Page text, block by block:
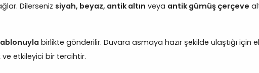
Dilerseniz siyah, beyaz, antik altın veya antik gümüş çerçeve
birlikte gönderilir. Duvara asmaya hazır şekilde ulaştığı için
ve etkileyici bir tercihtir.